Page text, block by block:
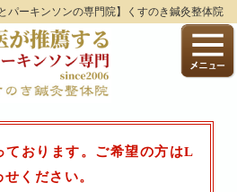
パーキンソンの専門院】くすのき鍼灸整体院
ております。ご希望の方はL
ください。